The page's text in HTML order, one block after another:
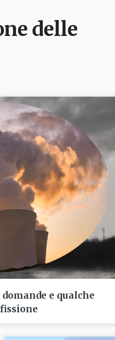
delle
e qualche